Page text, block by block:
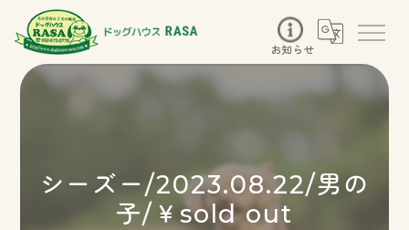
お知らせ
シーズー/2023.08.22/男の
子/￥sold out